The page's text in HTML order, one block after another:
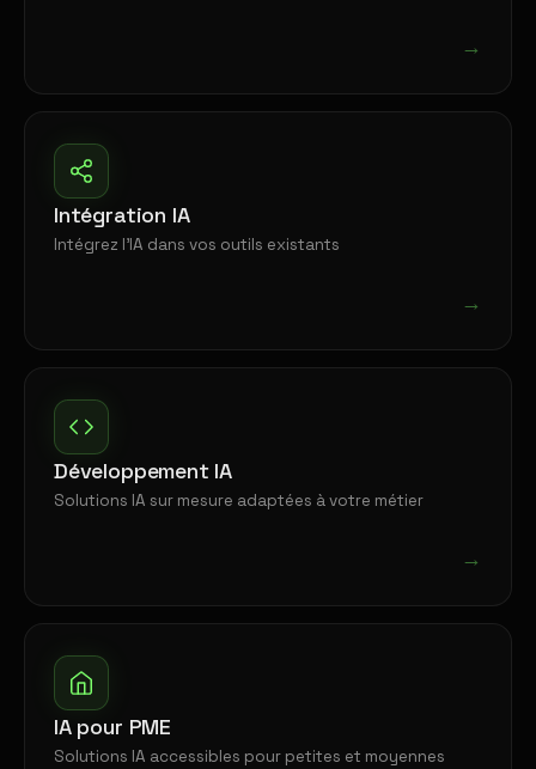
→
Intégration IA
Intégrez l'IA dans vos outils existants
→
Développement IA
Solutions IA sur mesure adaptées à votre métier
→
IA pour PME
Solutions IA accessibles pour petites et moyennes